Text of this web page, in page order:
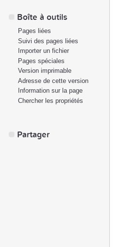
Boîte à outils
Pages liées
Suivi des pages liées
Importer un fichier
Pages spéciales
Version imprimable
Adresse de cette version
Information sur la page
Chercher les propriétés
Partager